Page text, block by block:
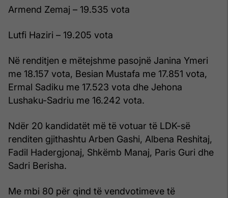
Armend Zemaj – 19.535 vota
Lutfi Haziri – 19.205 vota
Në renditjen e mëtejshme pasojnë Janina Ymeri
me 18.157 vota, Besian Mustafa me 17.851 vota,
Ermal Sadiku me 17.523 vota dhe Jehona
Lushaku-Sadriu me 16.242 vota.
Ndër 20 kandidatët më të votuar të LDK-së
renditen gjithashtu Arben Gashi, Albena Reshitaj,
Fadil Hadergjonaj, Shkëmb Manaj, Paris Guri dhe
Sadri Berisha.
Me mbi 80 për qind të vendvotimeve të